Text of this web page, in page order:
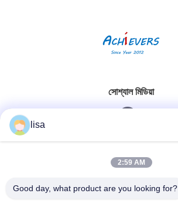
সোশ্যাল মিডিয়া
দ্রুত যোগাযোগ
lisa
2:59 AM
Good day, what product are you looking for?